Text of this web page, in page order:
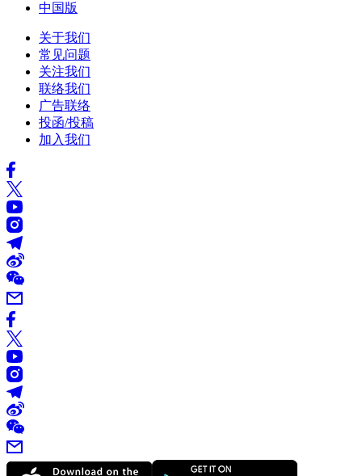
中国版
关于我们
常见问题
关注我们
联络我们
广告联络
投函/投稿
加入我们